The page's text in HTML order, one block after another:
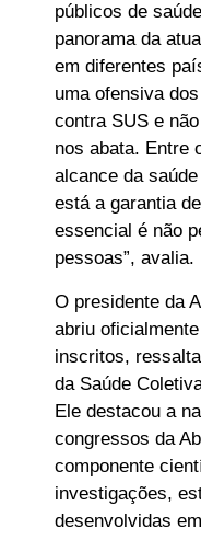
públicos de
panorama da
em diferentes
uma ofensiva
contra SUS e
nos abata. Entre
alcance da
está a garantia
essencial é não
pessoas”, avalia.
O presidente da
abriu
inscritos,
da Saúde
Ele destacou a
congressos da
componente
investigações,
desenvolvidas